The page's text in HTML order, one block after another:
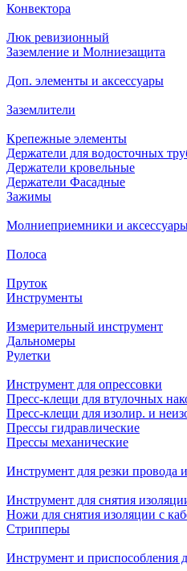
Конвектора
Люк ревизионный
Заземление и Молниезащита
Доп. элементы и аксессуары
Заземлители
Крепежные элементы
Держатели для водосточных
Держатели кровельные
Держатели Фасадные
Зажимы
Молниеприемники и
Полоса
Пруток
Инструменты
Измерительный инструмент
Дальномеры
Рулетки
Инструмент для опрессовки
Пресс-клещи для втулочных
Пресс-клещи для изолир. и
Прессы гидравлические
Прессы механические
Инструмент для резки провода
Инструмент для снятия
Ножи для снятия изоляции с
Стрипперы
Инструмент и